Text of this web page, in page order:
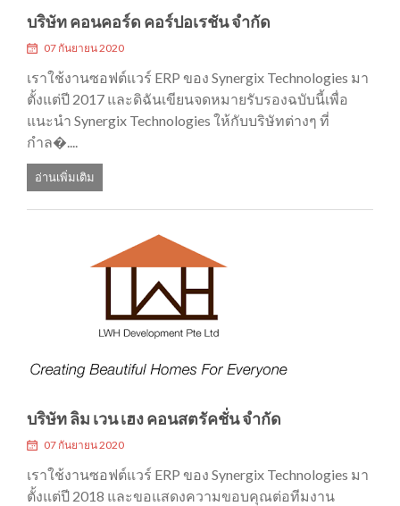
บริษัท คอนคอร์ด คอร์ปอเรชัน จำกัด
07 กันยายน 2020
เราใช้งานซอฟต์แวร์ ERP ของ Synergix Technologies มา
ตั้งแต่ปี 2017 และดิฉันเขียนจดหมายรับรองฉบับนี้เพื่อ
แนะนำ Synergix Technologies ให้กับบริษัทต่างๆ ที่
กำล�....
อ่านเพิ่มเติม
บริษัท ลิม เวน เฮง คอนสตรัคชั่น จำกัด
07 กันยายน 2020
เราใช้งานซอฟต์แวร์ ERP ของ Synergix Technologies มา
ตั้งแต่ปี 2018 และขอแสดงความขอบคุณต่อทีมงาน